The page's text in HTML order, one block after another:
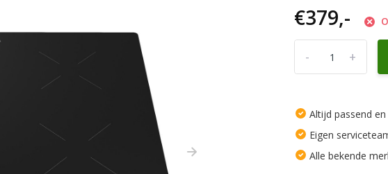
€379,-
+
-
Altijd passend
Eigen
Alle bekende